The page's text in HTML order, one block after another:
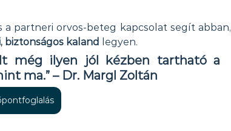
partneri orvos-beteg kapcsolat segít abban,
biztonságos kaland legyen.
még ilyen jól kézben tartható a
ma.” – Dr. Margl Zoltán